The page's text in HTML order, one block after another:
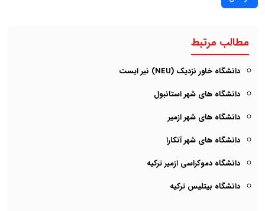
مطالب مرتبط
دانشگاه خاور نزدیک (NEU) نیر ایست
دانشگاه های شهر استانبول
دانشگاه های شهر ازمیر
دانشگاه های شهر آنکارا
دانشگاه دموکراسی ازمیر ترکیه
دانشگاه بیتلیس ترکیه